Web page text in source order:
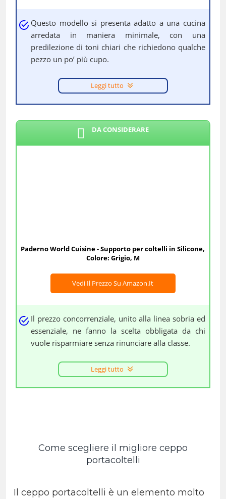
Questo modello si presenta adatto a una cucina
arredata in maniera minimale, con una
predilezione di toni chiari che richiedono qualche
pezzo un po’ più cupo.
Leggi tutto
DA CONSIDERARE
Paderno World Cuisine - Supporto per coltelli in Silicone,
Colore: Grigio, M
Vedi Il Prezzo Su Amazon.it
Il prezzo concorrenziale, unito alla linea sobria ed
essenziale, ne fanno la scelta obbligata da chi
vuole risparmiare senza rinunciare alla classe.
Leggi tutto
Come scegliere il migliore ceppo
portacoltelli
Il ceppo portacoltelli è un elemento molto